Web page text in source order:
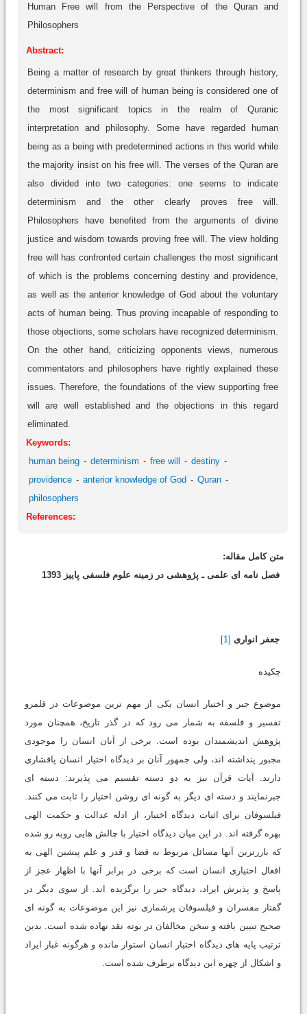
Human Free will from the Perspective of the Quran and
Philosophers
Abstract:
Being a matter of research by great thinkers through history,
determinism and free will of human being is considered one of
the most significant topics in the realm of Quranic
interpretation and philosophy. Some have regarded human
being as a being with predetermined actions in this world while
the majority insist on his free will. The verses of the Quran are
also divided into two categories: one seems to indicate
determinism and the other clearly proves free will.
Philosophers have benefited from the arguments of divine
justice and wisdom towards proving free will. The view holding
free will has confronted certain challenges the most significant
of which is the problems concerning destiny and providence,
as well as the anterior knowledge of God about the voluntary
acts of human being. Thus proving incapable of responding to
those objections, some scholars have recognized determinism.
On the other hand, criticizing opponents views, numerous
commentators and philosophers have rightly explained these
issues. Therefore, the foundations of the view supporting free
will are well established and the objections in this regard
eliminated.
Keywords:
human being
determinism free will
destiny
providence
anterior knowledge of God
Quran
philosophers
References:
متن کامل مقاله:
فصل نامه اى علمى ـ پژوهشى در زمینه علوم فلسفى پاییز 1393
جعفر انوارى [1]
چکیده
موضوع جبر و اختیار انسان یکى از مهم ترین موضوعات در قلمرو
تفسیر و فلسفه به شمار مى رود که در گذر تاریخ، همچنان مورد
پژوهش اندیشمندان بوده است. برخى از آنان انسان را موجودى
مجبور پنداشته اند، ولى جمهور آنان بر دیدگاه اختیار انسان پافشارى
دارند. آیات قرآن نیز به دو دسته تقسیم مى پذیرند: دسته اى
جبرنمایند و دسته اى دیگر به گونه اى روشن اختیار را ثابت مى کنند.
فیلسوفان براى اثبات دیدگاه اختیار، از ادله عدالت و حکمت الهى
بهره گرفته اند. در این میان دیدگاه اختیار با چالش هایى روبه رو شده
که بارزترین آنها مسائل مربوط به قضا و قدر و علم پیشین الهى به
افعال اختیارى انسان است که برخى در برابر آنها با اظهار عجز از
پاسخ و پذیرش ایراد، دیدگاه جبر را برگزیده اند. از سوى دیگر در
گفتار مفسران و فیلسوفان پرشمارى نیز این موضوعات به گونه اى
صحیح تبیین یافته و سخن مخالفان در بوته نقد نهاده شده است. بدین
ترتیب پایه هاى دیدگاه اختیار انسان استوار مانده و هرگونه غبار ایراد
و اشکال از چهره این دیدگاه برطرف شده است.